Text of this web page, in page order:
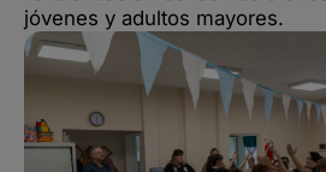
jóvenes y adultos mayores.